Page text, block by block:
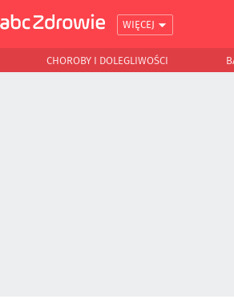
WIĘCEJ
CHOROBY I DOLEGLIWOŚCI